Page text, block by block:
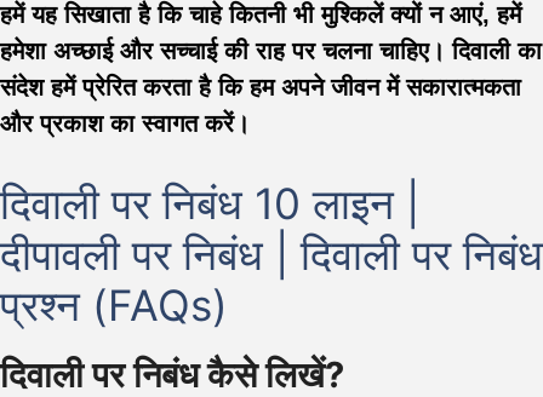
हमें यह सिखाता है कि चाहे कितनी भी मुश्किलें क्यों न आएं, हमें
हमेशा अच्छाई और सच्चाई की राह पर चलना चाहिए। दिवाली का
संदेश हमें प्रेरित करता है कि हम अपने जीवन में सकारात्मकता
और प्रकाश का स्वागत करें।
दिवाली पर निबंध 10 लाइन |
दीपावली पर निबंध | दिवाली पर निबंध
प्रश्न (FAQs)
दिवाली पर निबंध कैसे लिखें?